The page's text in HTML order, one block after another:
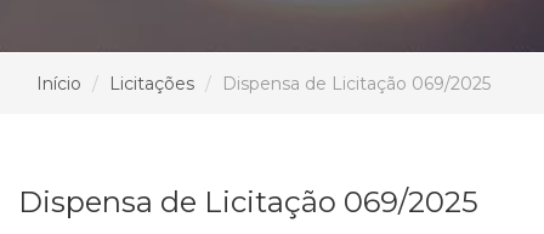
Início Licitações Dispensa de Licitação 069/2025
Dispensa de Licitação 069/2025